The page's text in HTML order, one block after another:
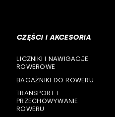
CZĘŚCI I AKCESORIA
LICZNIKI I NAWIGACJE
ROWEROWE
BAGAŻNIKI DO ROWERU
TRANSPORT I
PRZECHOWYWANIE
ROWERU